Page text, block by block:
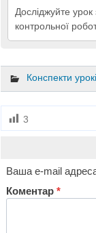
Досліджуйте
контрольної
Конспекти
3
Ваша e-mail
Коментар *